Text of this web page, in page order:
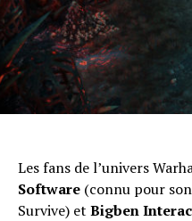
Les fans de l’univers
Software (connu pour
Survive) et Bigben